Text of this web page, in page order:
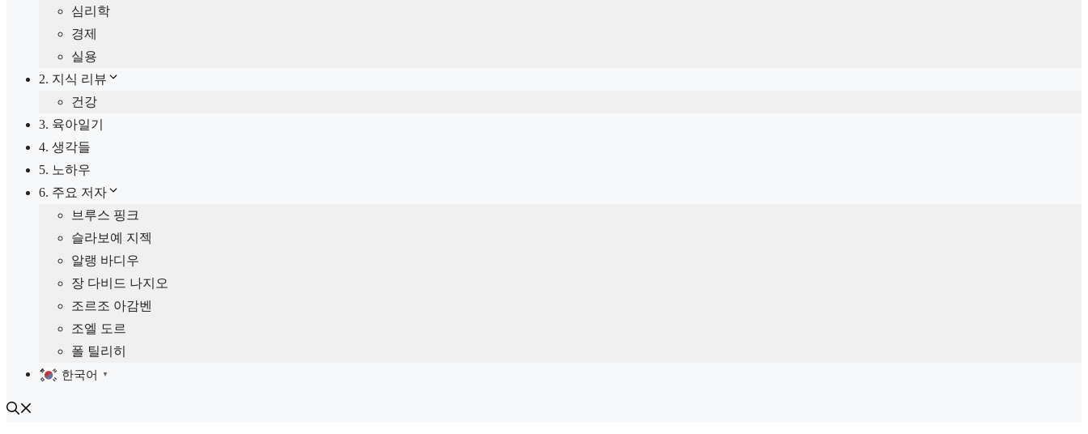
심리학
경제
실용
2. 지식 리뷰
건강
3. 육아일기
4. 생각들
5. 노하우
6. 주요 저자
브루스 핑크
슬라보예 지젝
알랭 바디우
장 다비드 나지오
조르조 아감벤
조엘 도르
폴 틸리히
한국어 ▼